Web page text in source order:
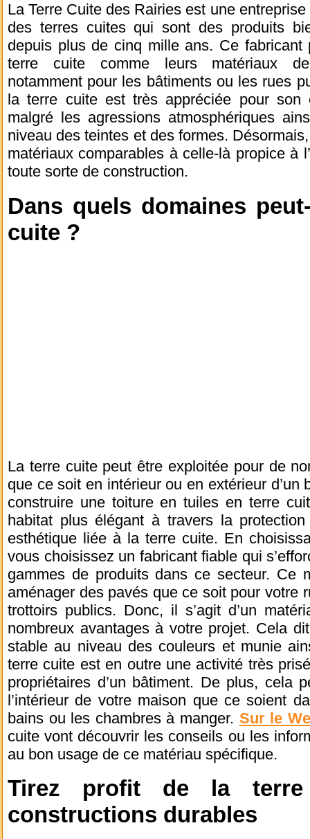
La Terre Cuite des Rairies est une
des terres cuites qui sont des produits
depuis plus de cinq mille ans. Ce
terre cuite comme leurs matériaux de
notamment pour les bâtiments ou les rues
la terre cuite est très appréciée pour son
malgré les agressions atmosphériques
niveau des teintes et des formes.
matériaux comparables à celle-là propice à
toute sorte de construction.
Dans quels domaines
cuite ?
La terre cuite peut être exploitée pour de
que ce soit en intérieur ou en extérieur d’un
construire une toiture en tuiles en terre
habitat plus élégant à travers la
esthétique liée à la terre cuite. En
vous choisissez un fabricant fiable qui
gammes de produits dans ce secteur. Ce
aménager des pavés que ce soit pour votre
trottoirs publics. Donc, il s’agit d’un
nombreux avantages à votre projet. Cela
stable au niveau des couleurs et munie
terre cuite est en outre une activité très
propriétaires d’un bâtiment. De plus, cela
l’intérieur de votre maison que ce soient
bains ou les chambres à manger. Sur le
cuite vont découvrir les conseils ou les
au bon usage de ce matériau spécifique.
Tirez profit de la
constructions durables